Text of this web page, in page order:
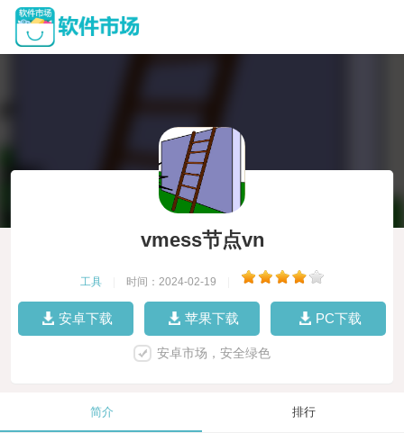
vmess节点vn
工具 时间：2024-02-19
安卓下载 苹果下载 PC下载
安卓市场，安全绿色
简介 排行